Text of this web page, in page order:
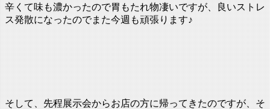
辛くて味も濃かったので胃もたれ物凄いですが、良いストレ
ス発散になったのでまた今週も頑張ります♪
そして、先程展示会からお店の方に帰ってきたのですが、そ